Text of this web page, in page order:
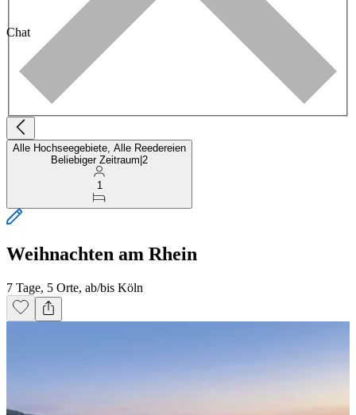
Chat
Alle Hochseegebiete, Alle Reedereien
Beliebiger Zeitraum 2
1
Weihnachten am Rhein
7 Tage, 5 Orte, ab/bis Köln